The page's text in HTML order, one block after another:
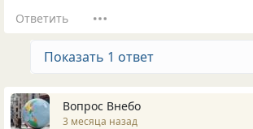
Ответить
Показать 1 ответ
Вопрос Внебо
3 месяца назад